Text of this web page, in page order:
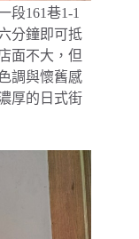
段161巷1-1
分鐘即可抵
面不大，但
調與懷舊感
厚的日式街